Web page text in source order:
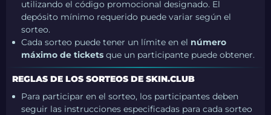
utilizando el código promocional designado. El
depósito mínimo requerido puede variar según el
sorteo.
Cada sorteo puede tener un límite en el número
máximo de tickets que un participante puede obtener.
REGLAS DE LOS SORTEOS DE SKIN.CLUB
Para participar en el sorteo, los participantes deben
seguir las instrucciones especificadas para cada sorteo